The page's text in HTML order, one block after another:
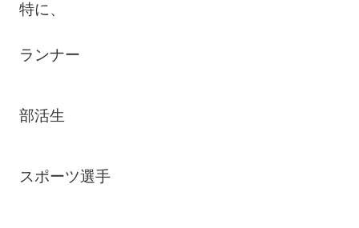
特に、
ランナー
部活生
スポーツ選手